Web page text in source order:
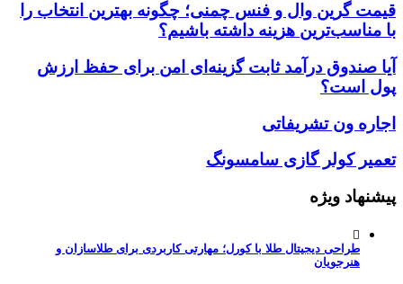
قیمت گرین وال و فنس چمنی؛ چگونه بهترین انتخاب را
با مناسب‌ترین هزینه داشته باشیم؟
آیا صندوق درآمد ثابت گزینه‌ای امن برای حفظ ارزش
پول است؟
اجاره ون تشریفاتی
تعمیر کولر گازی سامسونگ
پیشنهاد ویژه
طراحی دیجیتال طلا با کورل؛ مهارتی کاربردی برای طلاسازان و
هنرجویان